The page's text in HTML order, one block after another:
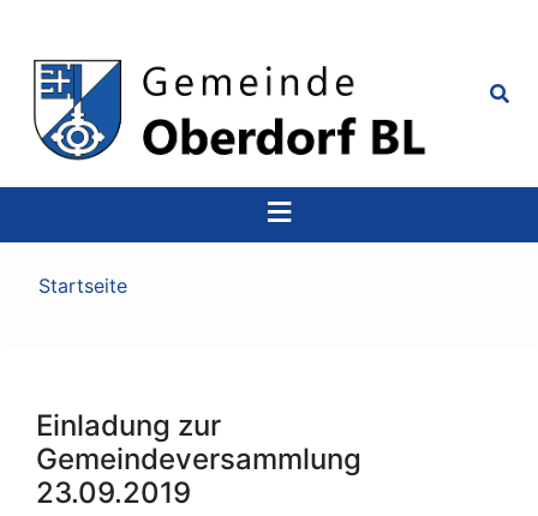
Pfadnavigation
Startseite
Einladung zur
Gemeindeversammlung
23.09.2019